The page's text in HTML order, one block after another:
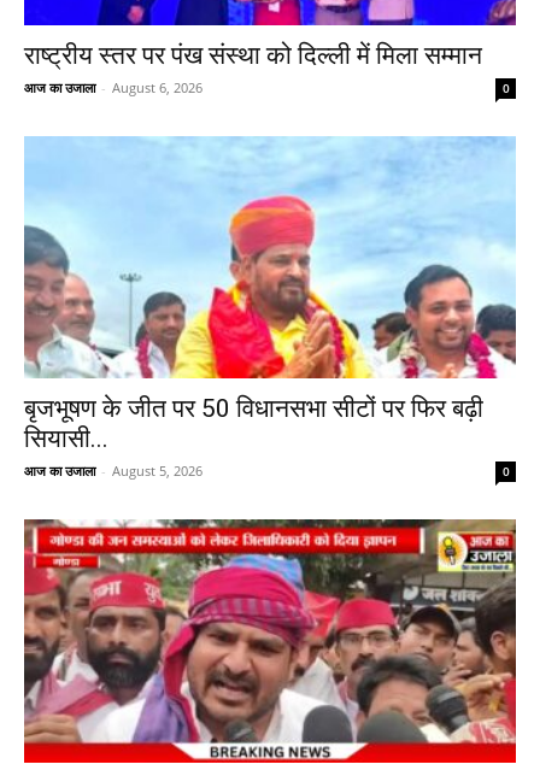
राष्ट्रीय स्तर पर पंख संस्था को दिल्ली में मिला सम्मान
आज का उजाला - August 6, 2026 0
बृजभूषण के जीत पर 50 विधानसभा सीटों पर फिर बढ़ी
सियासी...
आज का उजाला - August 5, 2026 0